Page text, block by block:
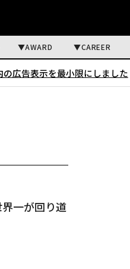
AWARD CAREER
の広告表示を最小限にしました
一が回り道